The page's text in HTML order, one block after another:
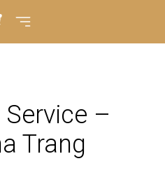
–
Trang